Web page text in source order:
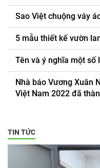
Sao Việt chuộng váy
5 mẫu thiết kế vườn
Tên và ý nghĩa một
Nhà báo Vương Xuân
Việt Nam 2022 đã
TIN TỨC